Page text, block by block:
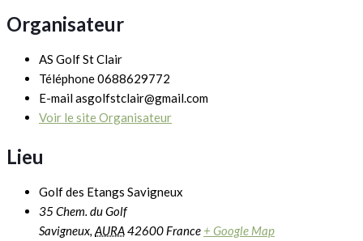
Organisateur
AS Golf St Clair
Téléphone0688629772
E-mailasgolfstclair@gmail.com
Voir le site Organisateur
Lieu
Golf des Etangs Savigneux
35 Chem. du Golf
Savigneux, AURA42600 France + Google Map